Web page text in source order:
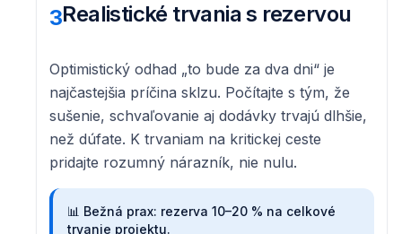
3Realistické trvania s rezervou
Optimistický odhad „to bude za dva dni“ je
najčastejšia príčina sklzu. Počítajte s tým, že
sušenie, schvaľovanie aj dodávky trvajú dlhšie,
než dúfate. K trvaniam na kritickej ceste
pridajte rozumný nárazník, nie nulu.
📊 Bežná prax: rezerva 10–20 % na celkové
trvanie projektu.